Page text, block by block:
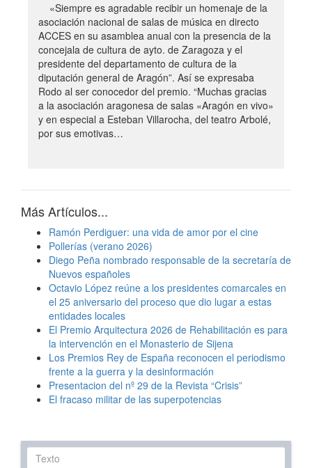
«Siempre es agradable recibir un homenaje de la
asociación nacional de salas de música en directo
ACCES en su asamblea anual con la presencia de la
concejala de cultura de ayto. de Zaragoza y el
presidente del departamento de cultura de la
diputación general de Aragón”. Así se expresaba
Rodo al ser conocedor del premio. “Muchas gracias
a la asociación aragonesa de salas «Aragón en vivo»
y en especial a Esteban Villarocha, del teatro Arbolé,
por sus emotivas…
Más Artículos...
Ramón Perdiguer: una vida de amor por el cine
Pollerías (verano 2026)
Diego Peña nombrado responsable de la secretaría de
Nuevos españoles
Octavio López reúne a los presidentes comarcales en
el 25 aniversario del proceso que dio lugar a estas
entidades locales
El Premio Arquitectura 2026 de Rehabilitación es para
la intervención en el Monasterio de Sijena
Los Premios Rey de España reconocen el periodismo
frente a la guerra y la desinformación
Presentacion del nº 29 de la Revista “Crisis”
El fracaso militar de las superpotencias
Texto